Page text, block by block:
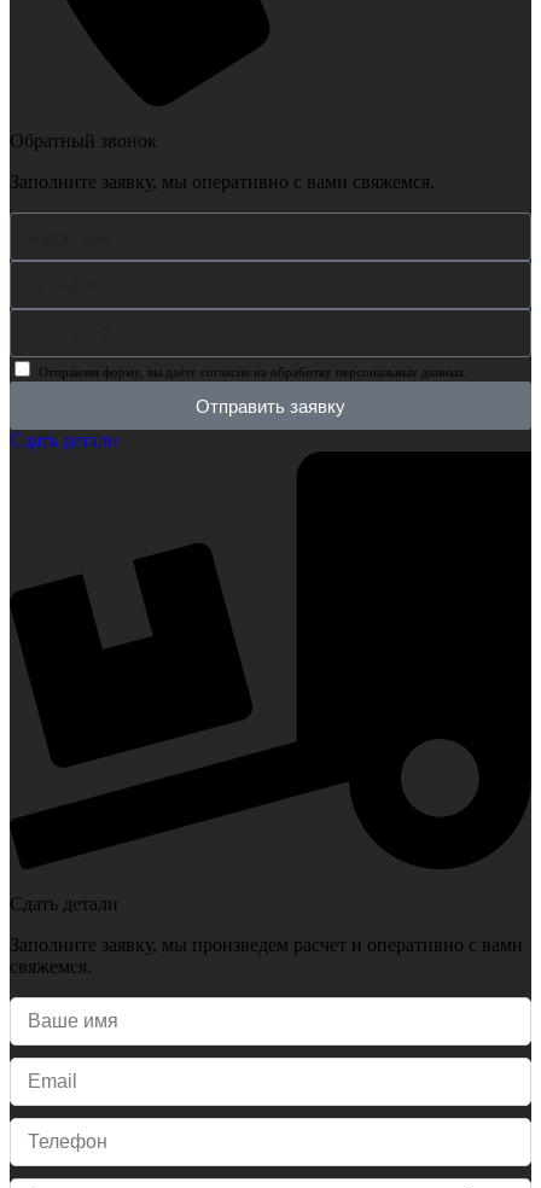
Сдать детали
Сдать детали
Заполните заявку, мы произведем расчет и оперативно с вами
свяжемся.
Обратный звонок
Заполните заявку, мы оперативно с вами свяжемся.
Отправляя форму, вы даёте согласие на обработку персональных данных.
Отправить заявку